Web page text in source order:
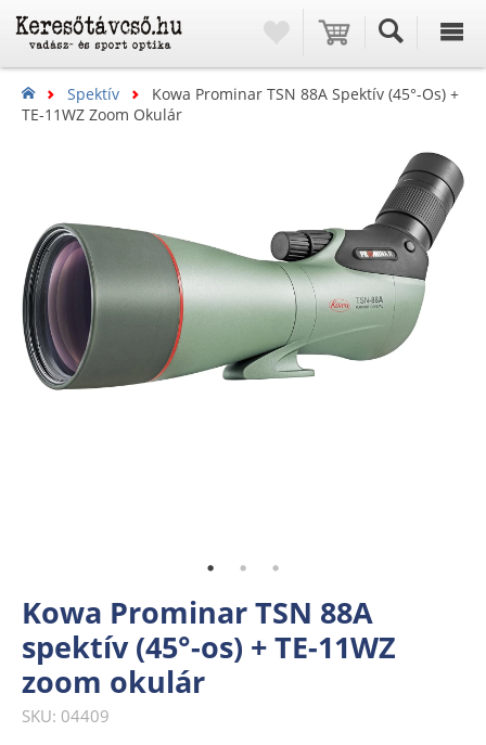
Spektív
Kowa Prominar TSN 88A Spektív (45°-Os) +
TE-11WZ Zoom Okulár
Kowa Prominar TSN 88A
spektív (45°-os) + TE-11WZ
zoom okulár
SKU: 04409